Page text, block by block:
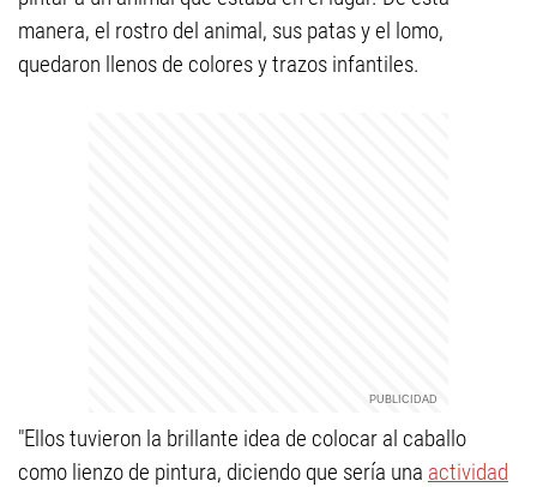
manera, el rostro del animal, sus patas y el lomo,
quedaron llenos de colores y trazos infantiles.
"Ellos tuvieron la brillante idea de colocar al caballo
como lienzo de pintura, diciendo que sería una actividad